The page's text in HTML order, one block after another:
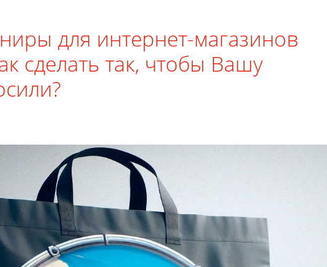
для интернет-магазинов
сделать так, чтобы Вашу